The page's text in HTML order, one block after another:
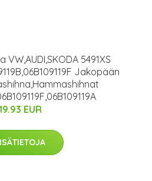
VW,AUDI,SKODA 5491XS
Jakopään
EUR